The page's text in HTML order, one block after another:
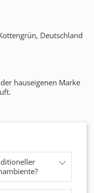
Deutschland
hauseigenen Marke